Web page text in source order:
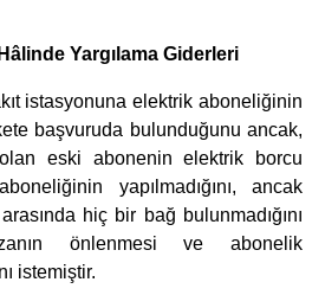
Yargılama Giderleri
istasyonuna elektrik aboneliğinin
başvuruda bulunduğunu ancak,
eski abonenin elektrik borcu
yapılmadığını, ancak
hiç bir bağ bulunmadığını
önlenmesi ve abonelik
istemiştir.